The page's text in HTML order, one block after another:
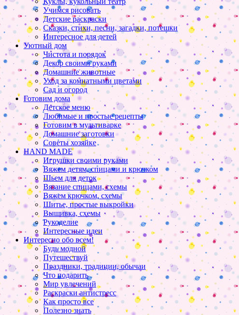
Учимся рисовать
Детские раскраски
Сказки, стихи, песни, загадки, потешки
Интересное для детей
Уютный дом
Чистота и порядок
Декор своими руками
Домашние животные
Уход за комнатными цветами
Сад и огород
Готовим дома
Детское меню
Любимые и простые рецепты
Готовим в мультиварке
Домашние заготовки
Советы хозяйке
HAND MADE
Игрушки своими руками
Вяжем детям, спицами и крючком
Шьем для деток
Вязание спицами, схемы
Вяжем крючком, схемы
Шитье, простые выкройки
Вышивка, схемы
Рукоделие
Интересные идеи
Интересно обо всем!
Будь модной
Путешествуй
Праздники, традиции, обычаи
Что подарить
Мир увлечений
Раскраски антистресс
Как просто все
Полезно знать